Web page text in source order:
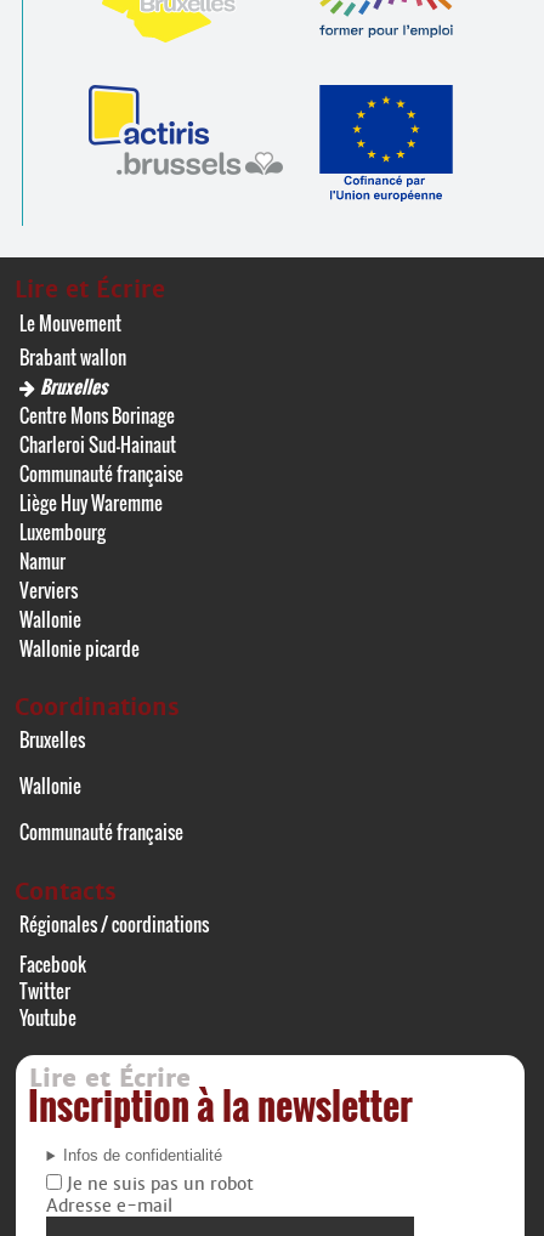
Lire et Écrire
Le Mouvement
Brabant wallon
Bruxelles
Centre Mons Borinage
Charleroi Sud-Hainaut
Communauté française
Liège Huy Waremme
Luxembourg
Namur
Verviers
Wallonie
Wallonie picarde
Coordinations
Bruxelles
Wallonie
Communauté française
Contacts
Régionales / coordinations
Facebook
Twitter
Youtube
Lire et Écrire
Inscription à la newsletter
Infos de confidentialité
Je ne suis pas un robot
Adresse e-mail